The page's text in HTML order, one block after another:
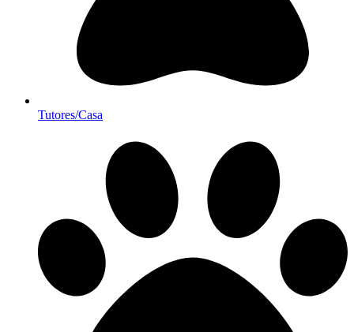
Tutores/Casa